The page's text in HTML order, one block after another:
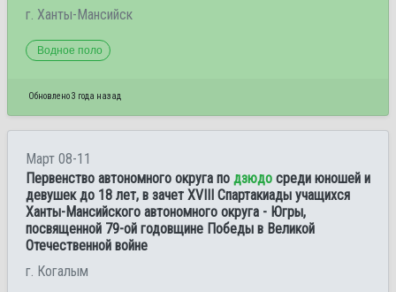
г. Ханты-Мансийск
Водное поло
Обновлено 3 года назад
Март 08-11
Первенство автономного округа по дзюдо среди юношей и
девушек до 18 лет, в зачет XVIII Спартакиады учащихся
Ханты-Мансийского автономного округа - Югры,
посвященной 79-ой годовщине Победы в Великой
Отечественной войне
г. Когалым